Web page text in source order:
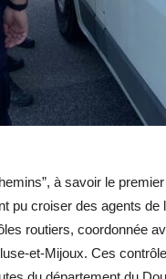
à savoir le
pu croiser des agents de
routiers, coordonnée
et-Mijoux. Ces